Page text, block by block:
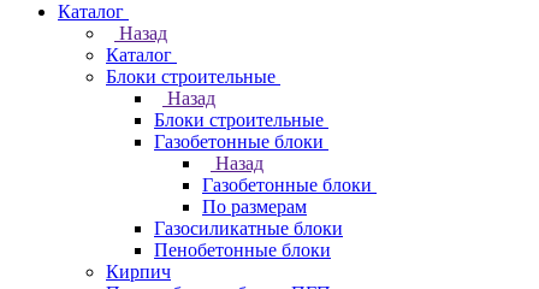
Каталог
Назад
Каталог
Блоки строительные
Назад
Блоки строительные
Газобетонные блоки
Назад
Газобетонные блоки
По размерам
Газосиликатные блоки
Пенобетонные блоки
Кирпич